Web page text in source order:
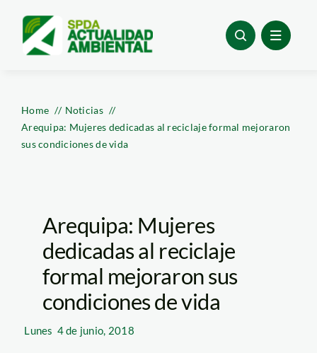
content
Home
Noticias
Arequipa: Mujeres dedicadas al reciclaje formal mejoraron
sus condiciones de vida
Arequipa: Mujeres
dedicadas al reciclaje
formal mejoraron sus
condiciones de vida
Lunes 4 de junio, 2018